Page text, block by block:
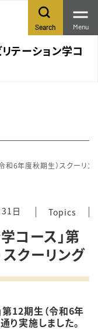
テーション学コ
Search Menu
和6年度秋期生）スクーリン
日 Topics
コース」第
クーリング
第12期生（令和6年
り実施しました。